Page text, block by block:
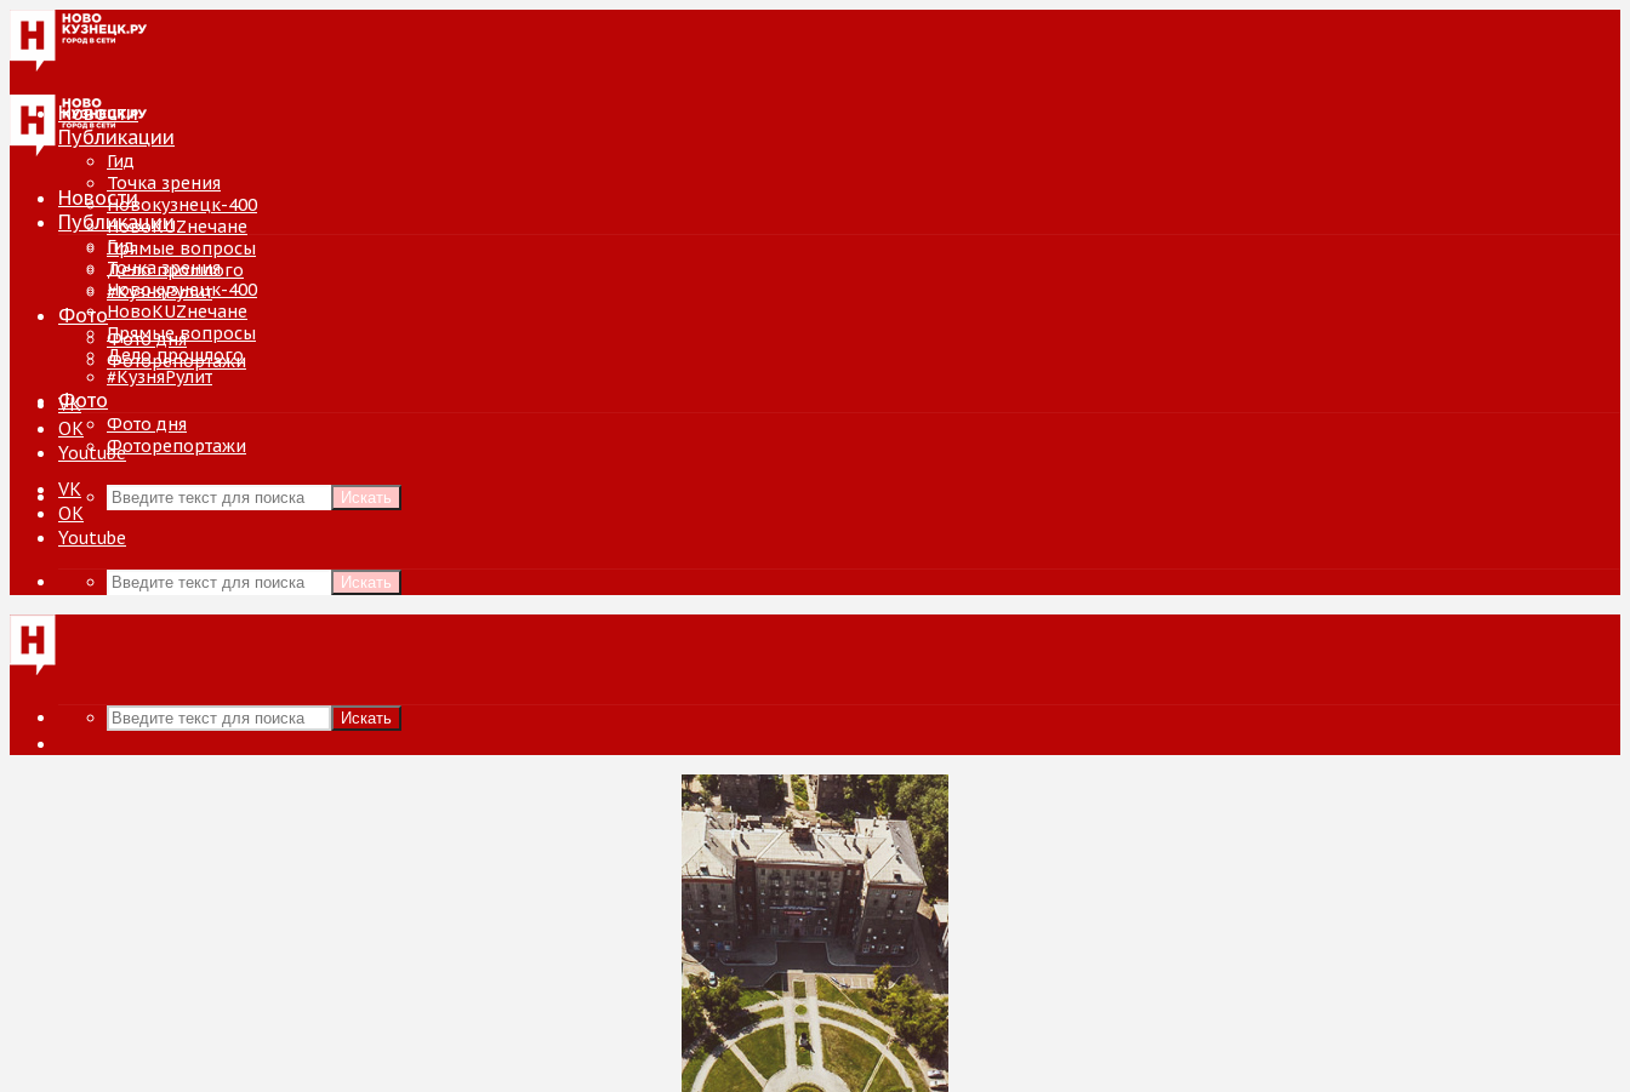
Новости
Публикации
Гид
Точка зрения
Новокузнецк-400
НовоKUZнечане
Прямые вопросы
Дело прошлого
#КузняРулит
Фото
Фото дня
Фоторепортажи
VK
ОК
Youtube
Искать
Новости
Публикации
Гид
Точка зрения
Новокузнецк-400
НовоKUZнечане
Прямые вопросы
Дело прошлого
#КузняРулит
Фото
Фото дня
Фоторепортажи
VK
ОК
Youtube
Искать
Искать